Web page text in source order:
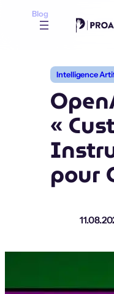
Blog
Intelligence
«
pour